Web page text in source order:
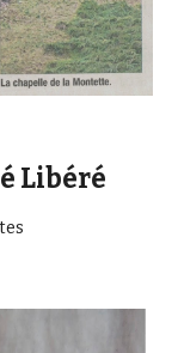
Libéré